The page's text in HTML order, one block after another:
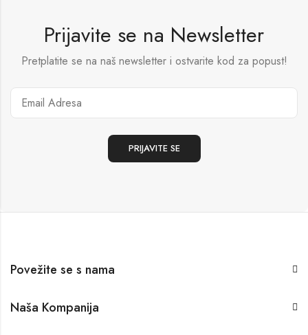
Prijavite se na Newsletter
Pretplatite se na naš newsletter i ostvarite kod za popust!
Povežite se s nama
Naša Kompanija